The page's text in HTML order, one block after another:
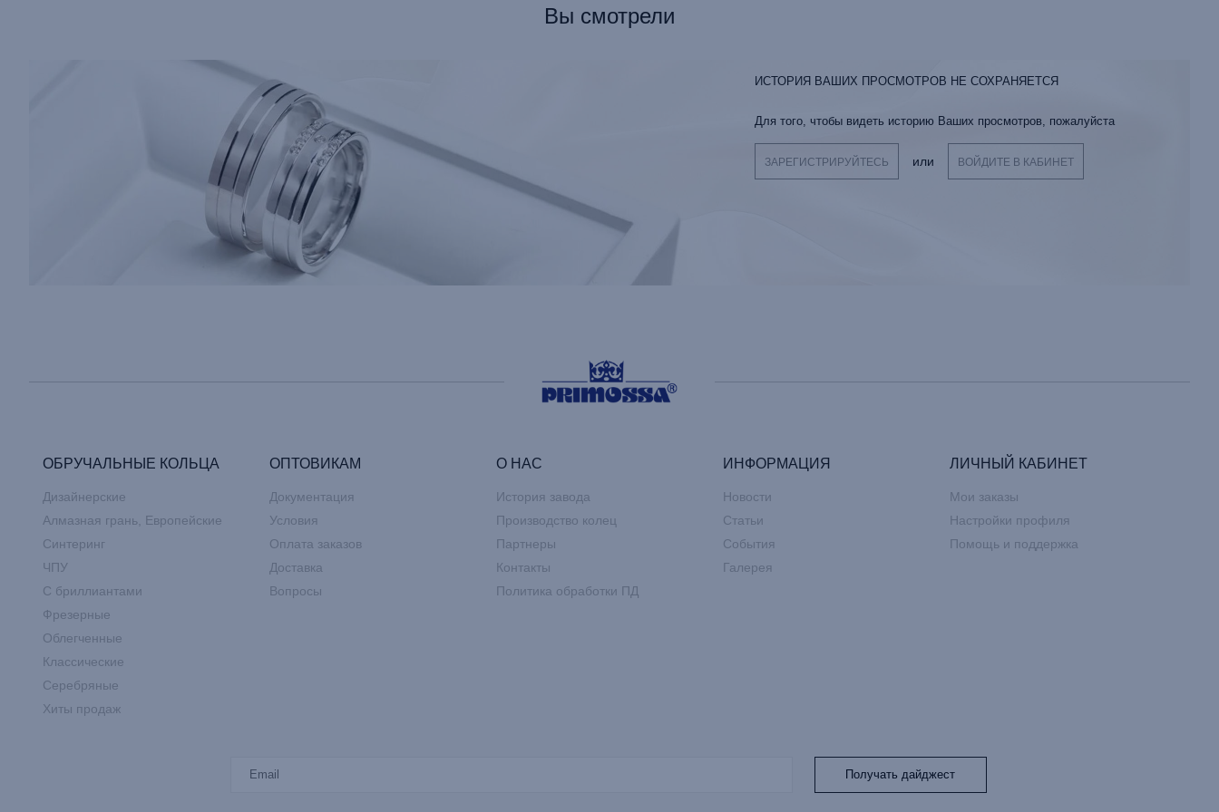
Вы смотрели
ИСТОРИЯ ВАШИХ ПРОСМОТРОВ НЕ СОХРАНЯЕТСЯ
Для того, чтобы видеть историю Ваших просмотров, пожалуйста
ЗАРЕГИСТРИРУЙТЕСЬ или ВОЙДИТЕ В КАБИНЕТ
ОБРУЧАЛЬНЫЕ КОЛЬЦА
Дизайнерские
Алмазная грань, Европейские
Синтеринг
ЧПУ
С бриллиантами
Фрезерные
Облегченные
Классические
Серебряные
Хиты продаж
ОПТОВИКАМ
Документация
Условия
Оплата заказов
Доставка
Вопросы
О НАС
История завода
Производство колец
Партнеры
Контакты
Политика обработки ПД
ИНФОРМАЦИЯ
Новости
Статьи
События
Галерея
ЛИЧНЫЙ КАБИНЕТ
Мои заказы
Настройки профиля
Помощь и поддержка